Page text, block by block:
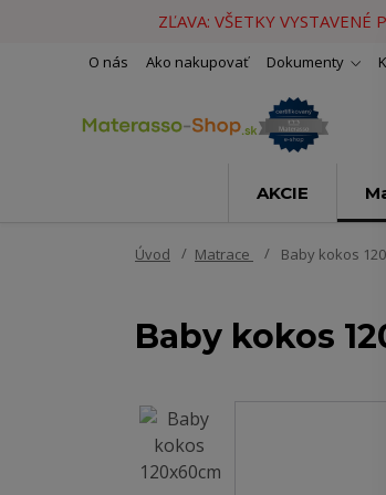
ZĽAVA: VŠETKY
O nás Ako nakupovať Dokumenty
AKCIE
Úvod Matrace Baby kokos
Baby kokos